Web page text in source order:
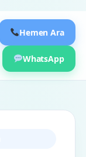
Hemen Ara
WhatsApp